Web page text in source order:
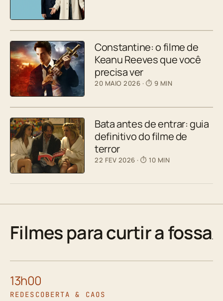
Constantine: o filme de
Keanu Reeves que você
precisa ver
20 MAIO 2026 · ⏱ 9 MIN
Bata antes de entrar: guia
definitivo do filme de
terror
22 FEV 2026 · ⏱ 10 MIN
Filmes para curtir a fossa
13h00
REDESCOBERTA & CAOS